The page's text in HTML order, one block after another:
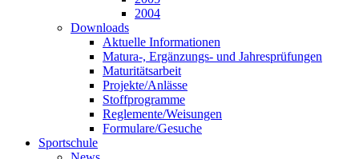
2004
Downloads
Aktuelle Informationen
Matura-, Ergänzungs- und Jahresprüfungen
Maturitätsarbeit
Projekte/Anlässe
Stoffprogramme
Reglemente/Weisungen
Formulare/Gesuche
Sportschule